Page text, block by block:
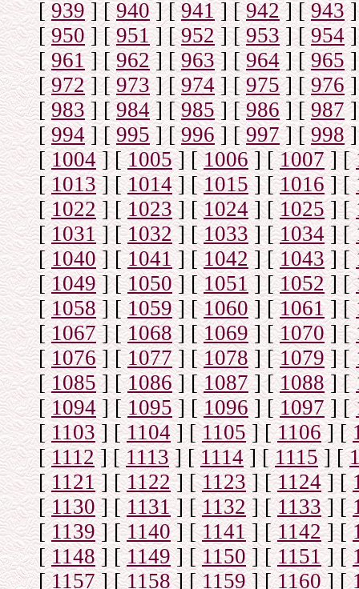
[939] [940] [941] [942] [943]
[950] [951] [952] [953] [954]
[961] [962] [963] [964] [965]
[972] [973] [974] [975] [976]
[983] [984] [985] [986] [987]
[994] [995] [996] [997] [998]
[1004] [1005] [1006] [1007] [
[1013] [1014] [1015] [1016] [
[1022] [1023] [1024] [1025] [
[1031] [1032] [1033 ] [1034] [
[1040] [1041] [1042] [1043] [
[1049] [1050] [1051] [1052] [
[1058] [1059] [1060] [1061] [
[1067] [1068] [1069] [1070] [
[1076] [1077] [1078] [1079] [
[1085] [1086] [1087] [1088] [
[1094] [1095] [1096 ] [1097] [
[1103] [1104] [1105] [1106] [
[1112] [1113] [1114] [1115] [
[1121] [1122] [1123] [1124] [
[1130] [1131] [1132] [1133] [
[1139] [1140] [1141] [1142] [
[1148] [1149] [1150] [1151] [
[1157] [1158] [1159] [1160] [